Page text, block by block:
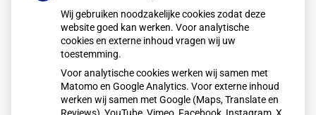
Wij gebruiken noodzakelijke cookies zodat deze
website goed kan werken. Voor analytische
cookies en externe inhoud vragen wij uw
toestemming.
Voor analytische cookies werken wij samen met
Matomo en Google Analytics. Voor externe inhoud
werken wij samen met Google (Maps, Translate en